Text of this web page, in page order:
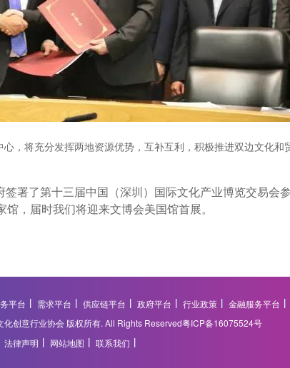
，将充分发挥两地资源优势，互补互利，积极推进双边文化和
署了第十三届中国（深圳）国际文化产业博览交易会
，届时我们将迎来文博会美国馆首展。
平台 需求平台 供应链平台 政府平台 行业政策 金融服务平台
创意行业协会 版权所有. All Rights Reserved粤ICP备16075524号
法律声明 网站地图 联系我们